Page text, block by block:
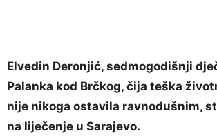
Elvedin Deronjić, sedmogodišnji
Palanka kod Brčkog, čija teška
nije nikoga ostavila ravnodušnim,
na liječenje u Sarajevo.